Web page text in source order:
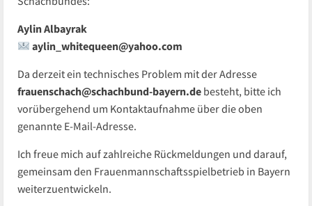
Aylin Albayrak
aylin_whitequeen@yahoo.com
Da derzeit ein technisches Problem mit der Adresse
frauenschach@schachbund-bayern.de besteht, bitte ich
vorübergehend um Kontaktaufnahme über die oben
genannte E-Mail-Adresse.
Ich freue mich auf zahlreiche Rückmeldungen und darauf,
gemeinsam den Frauenmannschaftsspielbetrieb in Bayern
weiterzuentwickeln.